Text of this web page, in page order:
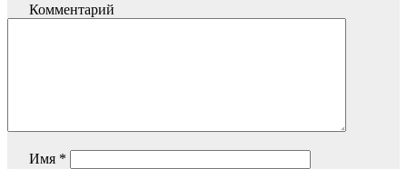
Комментарий
Имя *